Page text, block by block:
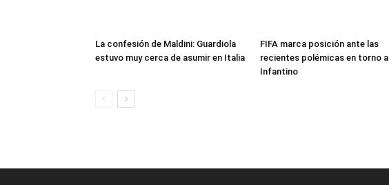
La confesión de Maldini: Guardiola
estuvo muy cerca de asumir en Italia
FIFA marca posición ante las
recientes polémicas en torno a
Infantino